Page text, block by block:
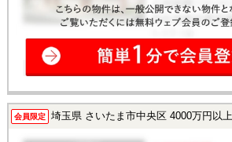
会員限定 埼玉県 さいたま市中央区 4000万円以上5000万円未